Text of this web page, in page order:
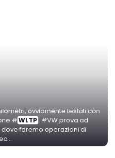
ovviamente testati con
#WLTP . #VW prova ad
faremo operazioni di